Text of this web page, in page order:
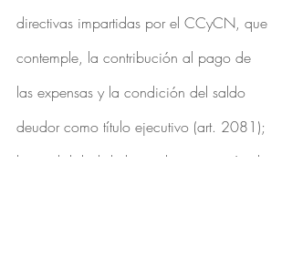
directivas impartidas por el CCyCN, que
contemple, la contribución al pago de
las expensas y la condición del saldo
deudor como título ejecutivo (art. 2081);
la posibilidad de limitar la transmisión de